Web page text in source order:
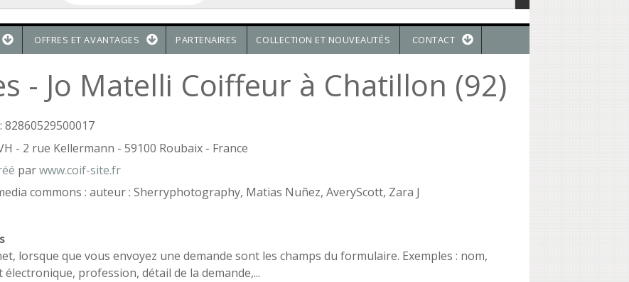
OFFRES ET AVANTAGES PARTENAIRES COLLECTION ET NOUVEAUTÉS CONTACT
- Jo Matelli Coiffeur à Chatillon (92)
- 2 rue Kellermann - 59100 Roubaix - France
parwww.coif-site.fr
commons : auteur : Sherryphotography, Matias Nuñez, AveryScott, Zara J
lorsque que vous envoyez une demande sont les champs du formulaire. Exemples : nom,
profession, détail de la demande,...